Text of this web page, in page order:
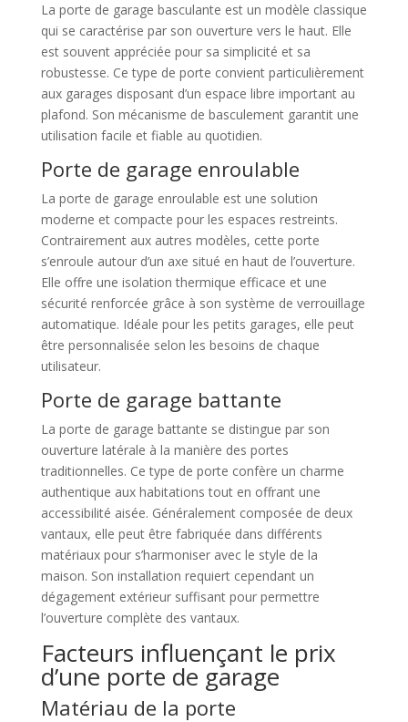
La porte de garage basculante est un modèle classique
qui se caractérise par son ouverture vers le haut. Elle
est souvent appréciée pour sa simplicité et sa
robustesse. Ce type de porte convient particulièrement
aux garages disposant d’un espace libre important au
plafond. Son mécanisme de basculement garantit une
utilisation facile et fiable au quotidien.
Porte de garage enroulable
La porte de garage enroulable est une solution
moderne et compacte pour les espaces restreints.
Contrairement aux autres modèles, cette porte
s’enroule autour d’un axe situé en haut de l’ouverture.
Elle offre une isolation thermique efficace et une
sécurité renforcée grâce à son système de verrouillage
automatique. Idéale pour les petits garages, elle peut
être personnalisée selon les besoins de chaque
utilisateur.
Porte de garage battante
La porte de garage battante se distingue par son
ouverture latérale à la manière des portes
traditionnelles. Ce type de porte confère un charme
authentique aux habitations tout en offrant une
accessibilité aisée. Généralement composée de deux
vantaux, elle peut être fabriquée dans différents
matériaux pour s’harmoniser avec le style de la
maison. Son installation requiert cependant un
dégagement extérieur suffisant pour permettre
l’ouverture complète des vantaux.
Facteurs influençant le prix
d’une porte de garage
Matériau de la porte